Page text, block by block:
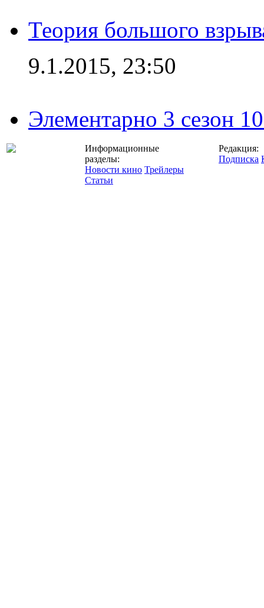
Теория большого
9.1.2015, 23:50
Элементарно 3 сезон
Информационные
разделы:
Новости кино Трейлеры
Статьи
Редакция:
Подписка